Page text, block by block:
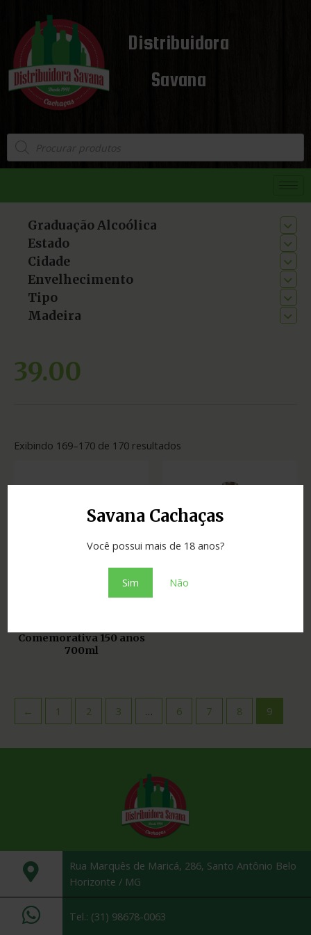
Savana Cachaças
Você possui mais de 18 anos?
Sim Não
Distribuidora
Savana
Graduação Alcoólica
Estado
Cidade
Envelhecimento
Tipo
Madeira
39.00
Exibindo 169–170 de 170 resultados
ESGOTADO
Comemorativa 150 anos
700ml
← 1 2 3 … 6 7 8 9
Rua Marquês de Maricá, 286, Santo Antônio Belo
Horizonte / MG
Tel.: (31) 98678-0063